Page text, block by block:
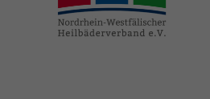
heilbaeder.de